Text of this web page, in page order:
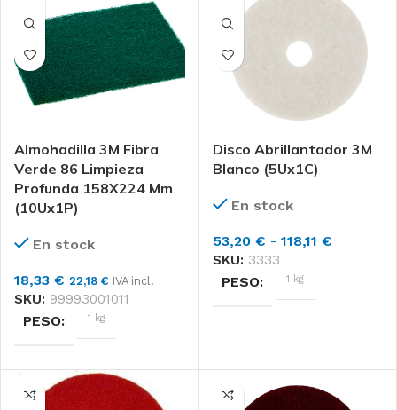
MARCAS 3M
FORMATO
FORMATO
Almohadilla 3M Fibra
Verde 86 Limpieza
Profunda 158X224 Mm
(10Ux1P)
En stock
18,33 € 22,18 € IVA incl.
SKU: 99993001011
PESO 1 kg
DIMENSIONES
Disco Abrillantador 3M
Blanco (5Ux1C)
En stock
53,20 € - 118,11 €Rango
SKU: 3333
PESO 1 kg